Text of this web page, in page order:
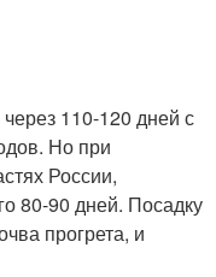
110-120 дней с
Но при
России,
80-90 дней. Посадку
прогрета, и